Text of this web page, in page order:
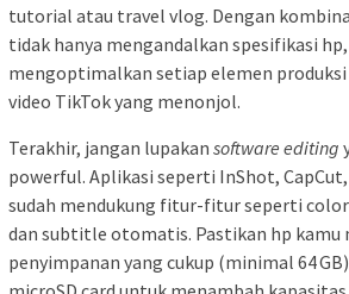
tutorial atau travel vlog. Dengan
tidak hanya mengandalkan spesifikasi
mengoptimalkan setiap elemen
video TikTok yang menonjol.
Terakhir, jangan lupakan software editing
powerful. Aplikasi seperti InShot,
sudah mendukung fitur-fitur seperti
dan subtitle otomatis. Pastikan hp kamu
penyimpanan yang cukup (minimal 64